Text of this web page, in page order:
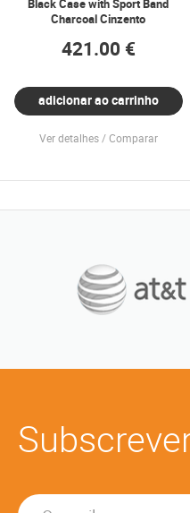
Black Case with Sport Band
Charcoal Cinzento
421.00 €
adicionar ao carrinho
Ver detalhes Comparar